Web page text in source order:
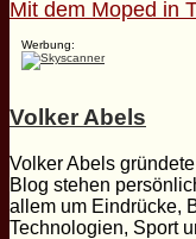
Mit dem Moped in
Werbung:
Volker Abels
Volker Abels
Blog stehen
allem um Eindrücke,
Technologien, Sport